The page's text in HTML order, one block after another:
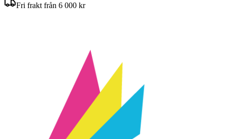
Fri frakt från 6 000 kr